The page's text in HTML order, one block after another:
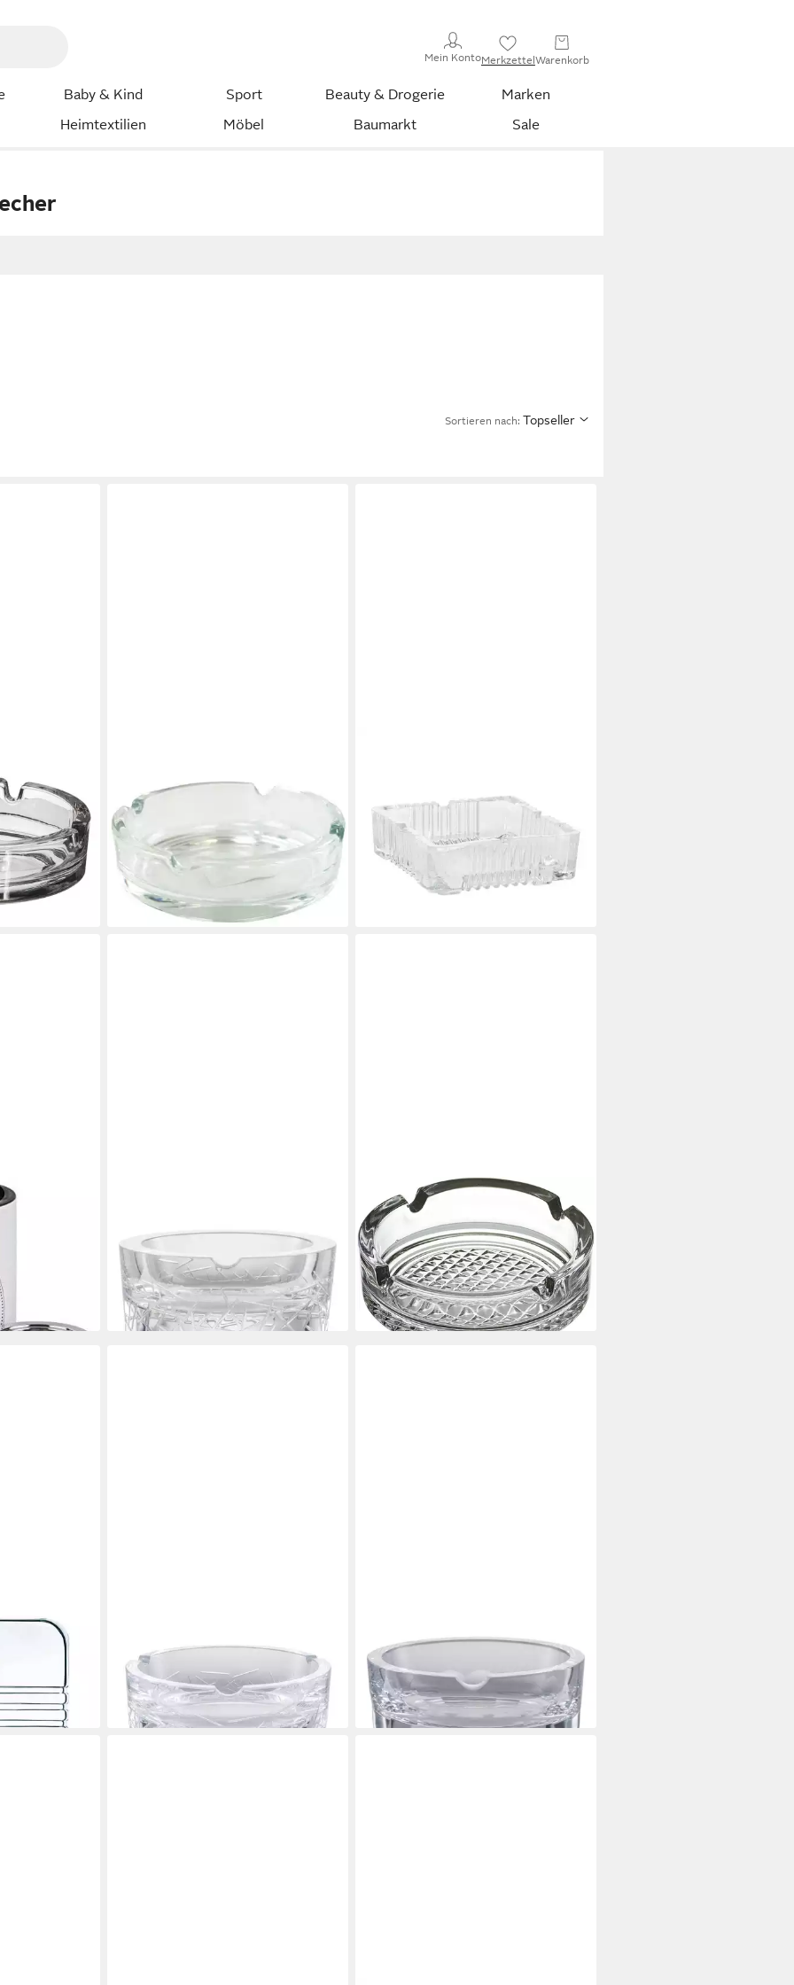
Mein KontoMerkzettelWarenkorb
Baby & Kind Sport Beauty & Drogerie
Marken
Heimtextilien Möbel Baumarkt Sale
Sortieren nach: Topseller
hochwertig -
transparent
bei dir
ca. 10,5 x 3,5 cm Glasaschenbecher
transparent rund, mit 4
Einsenkungen
3,99 €
lieferbar - in 3-4 Werktagen bei dir
Tischaschenbecher, Glas eckig 10 x
10 cm
ab 7,99 €
lieferbar - in 3-4 Werktagen bei dir
bei dir
handgefertigt
ab 62,95 €
lieferbar - in 2-3 Werktagen bei dir
RITZENHOFF & BREKER
Aschenbecher R&B Aschenbecher
Ascher rund Ø 10 cm Glas klar
stapelbar
4,99 €
lieferbar - in 3-4 Werktagen bei dir
bei dir
Premium No. 3, handgefertigt
71,78 €
-20%
lieferbar - in 2-3 Werktagen bei dir
handgefertigt
ab 62,95 €
lieferbar - in 2-3 Werktagen bei dir